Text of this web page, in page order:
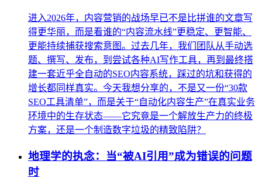
进入2026年，内容营销的战场早已不是比拼谁的文章写
得更华丽，而是看谁的“内容流水线”更稳定、更智能、
更能持续捕获搜索意图。过去几年，我们团队从手动选
题、撰写、发布，到尝试各种AI写作工具，再到最终搭
建一套近乎全自动的SEO内容系统，踩过的坑和获得的
增长都同样真实。今天我想分享的，不是又一份“30款
SEO工具清单”，而是关于“自动化内容生产”在真实业务
环境中的生存状态——它究竟是一个解放生产力的终极
方案，还是一个制造数字垃圾的精致陷阱？
地理学的执念：当“被AI引用”成为错误的问题
时